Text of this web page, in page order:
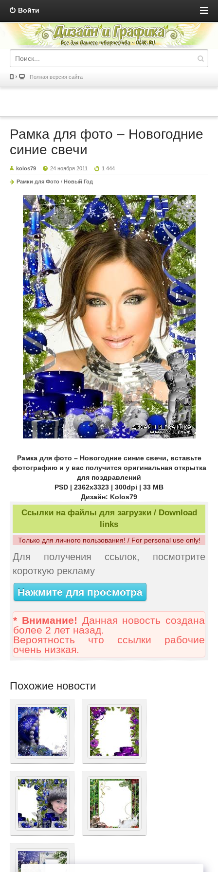
Войти
Полная версия сайта
Рамка для фото – Новогодние
синие свечи
kolos79 24 ноября 2011 1 444
Рамки для Фото / Новый Год
Рамка для фото – Новогодние синие свечи, вставьте
фотографию и у вас получится оригинальная открытка
для поздравлений
PSD | 2362х3323 | 300dpi | 33 МB
Дизайн: Kolos79
Ссылки на файлы для загрузки / Download
links
Только для личного пользования! / For personal use only!
Для получения ссылок, посмотрите
короткую рекламу
Нажмите для просмотра
* Внимание! Данная новость создана
более 2 лет назад.
Вероятность что ссылки рабочие
очень низкая.
Похожие новости